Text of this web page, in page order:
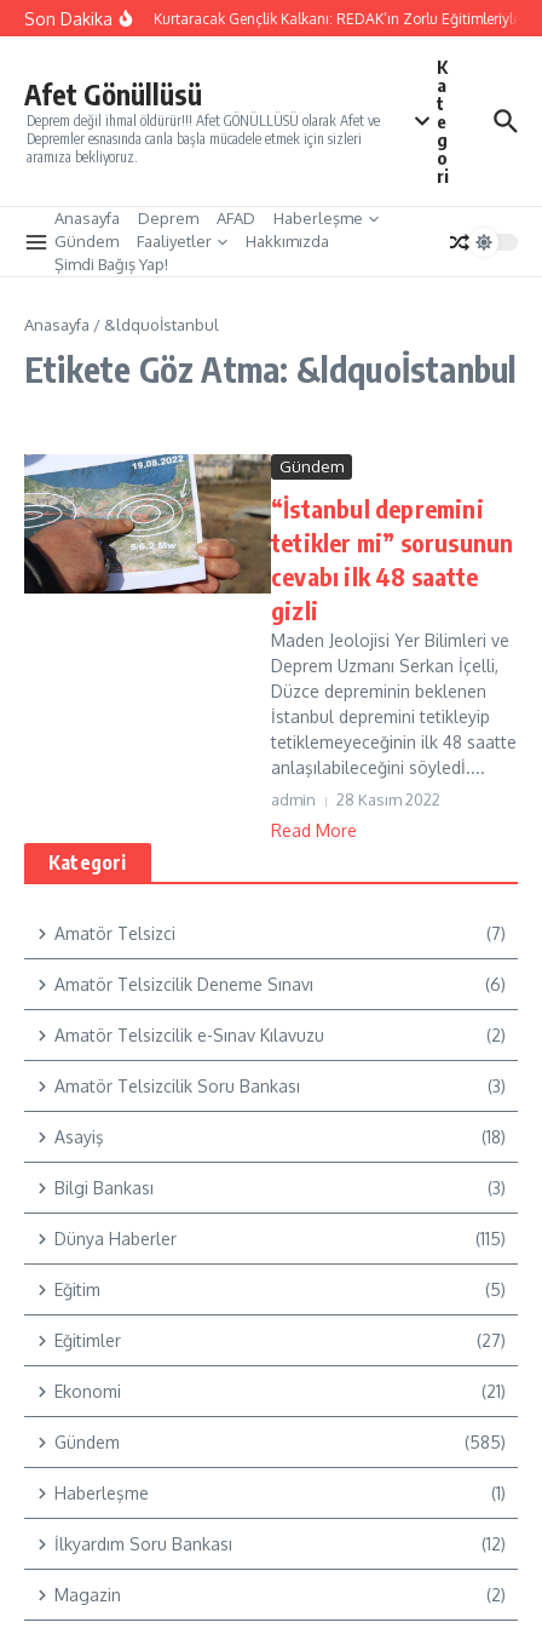
İçeriğe atla
Son DakikaYarınları Kurtaracak Gençlik Kalkanı: REDAK’ın Zorlu Eğitimleriyle
Afet Gönüllüsü
Deprem değil ihmal öldürür!!! Afet GÖNÜLLÜSÜ olarak Afet ve
Depremler esnasında canla başla mücadele etmek için sizleri
aramıza bekliyoruz.
K
a
t
e
g
o
ri
Anasayfa Deprem AFAD
Haberleşme
Gündem
Faaliyetler
Hakkımızda
Şimdi Bağış Yap!
Anasayfa / &ldquoİstanbul
Etikete Göz Atma: &ldquoİstanbul
Gündem
“İstanbul depremini
tetikler mi” sorusunun
cevabı ilk 48 saatte
gizli
Maden Jeolojisi Yer Bilimleri ve
Deprem Uzmanı Serkan İçelli,
Düzce depreminin beklenen
İstanbul depremini tetikleyip
tetiklemeyeceğinin ilk 48 saatte
anlaşılabileceğini söyledİ....
admin 28 Kasım 2022
Read More
Kategori
Amatör Telsizci (7)
Amatör Telsizcilik Deneme Sınavı (6)
Amatör Telsizcilik e-Sınav Kılavuzu (2)
Amatör Telsizcilik Soru Bankası (3)
Asayiş (18)
Bilgi Bankası (3)
Dünya Haberler (115)
Eğitim (5)
Eğitimler (27)
Ekonomi (21)
Gündem (585)
Haberleşme (1)
İlkyardım Soru Bankası (12)
Magazin (2)